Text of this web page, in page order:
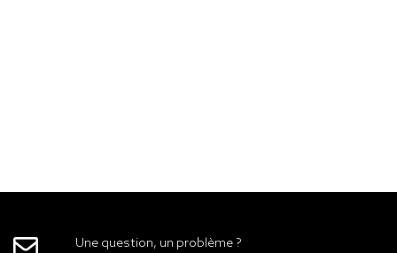
Une question, un problème ?